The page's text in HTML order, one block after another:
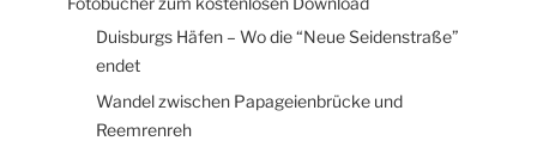
Duisburgs Häfen – Wo die “Neue Seidenstraße”
endet
Wandel zwischen Papageienbrücke und
Reemrenreh